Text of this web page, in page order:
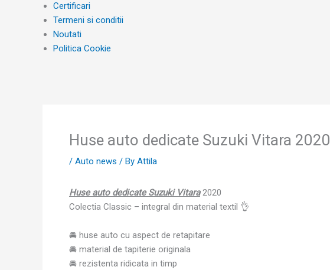
Certificari
Termeni si conditii
Noutati
Politica Cookie
Huse auto dedicate Suzuki Vitara 2020
/ Auto news / By Attila
Huse auto dedicate Suzuki Vitara2020
Colectia Classic – integral din material textil 👌
🚘 huse auto cu aspect de retapitare
🚘 material de tapiterie originala
🚘 rezistenta ridicata in timp